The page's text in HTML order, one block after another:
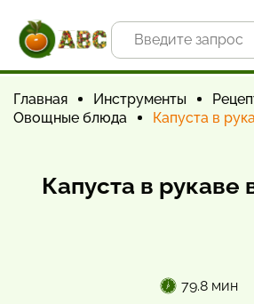
Главная Инструменты
Овощные блюда
Капуста в
Капуста в рукаве
79.8 мин